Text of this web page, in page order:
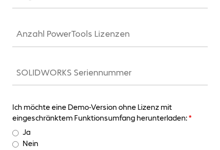
Ich möchte eine Demo-Version ohne Lizenz mit
eingeschränktem Funktionsumfang herunterladen:*
Ja
Nein